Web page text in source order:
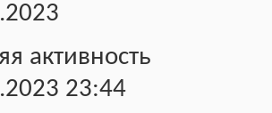
активность
23:44